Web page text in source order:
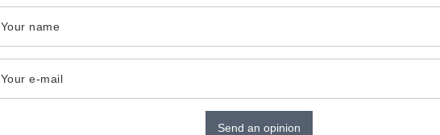
Your name
Your e-mail
Send an opinion